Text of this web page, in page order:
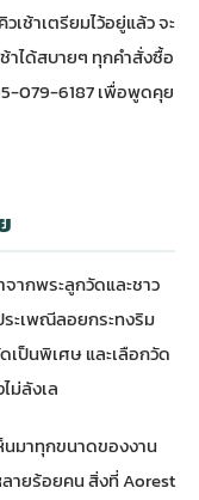
ช้าเตรียมไว้อยู่แล้ว จะ
ได้สบายๆ ทุกคำสั่งซื้อ
079-6187 เพื่อพูดคุย
ากพระลูกวัดและชาว
ะเพณีลอยกระทงริม
ป็นพิเศษ และเลือกวัด
ม่ลังเล
มาทุกขนาดของงาน
ายร้อยคน สิ่งที่Aorest